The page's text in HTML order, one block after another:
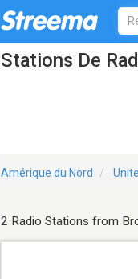
Stations De
Amérique du Nord
2 Radio Stations from